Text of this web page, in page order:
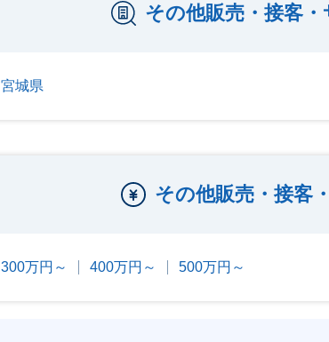
その他販売・接客
宮城県
その他販売・接客
300万円～ 400万円～ 500万円～